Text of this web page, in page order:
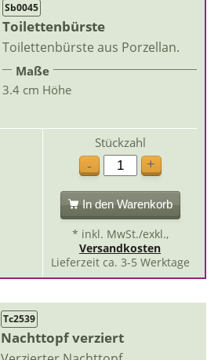
Sb0045
Toilettenbürste
Toilettenbürste aus Porzellan.
Maße
3.4 cm Höhe
Stückzahl
-
+
In den Warenkorb
* inkl. MwSt./exkl.,
Versandkosten
Lieferzeit ca. 3-5 Werktage
Tc2539
Nachttopf verziert